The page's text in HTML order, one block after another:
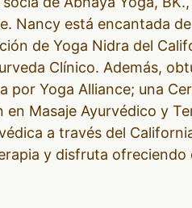
Nancy está encantada
de Yoga Nidra del
Clínico. Además,
por Yoga Alliance; una
Masaje Ayurvédico y
a través del
y disfruta